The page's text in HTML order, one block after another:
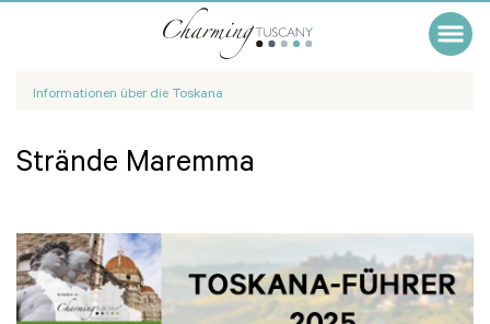
Informationen über die Toskana
Strände Maremma